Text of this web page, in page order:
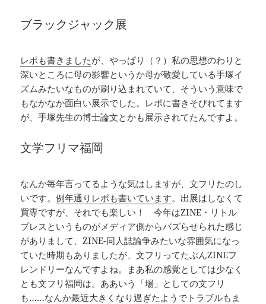
ブラックジャック展
レポも書きましたが、やっぱり（？）私の思想のわりと
深いところに母の影響というか母が敬愛している手塚イ
ズムみたいなものが刷り込まれていて、そういう意味で
もなかなか面白い展示でした。レポに書きそびれてます
が、手塚先生の博士論文とかも展示されてたんですよ。
文学フリマ福岡
なんか毎年言ってるような気はしますが、文フリたのし
いです。例年通りレポも書いています。出展はしなくて
買専ですが、それでも楽しい！ 今年はZINE・リトル
プレスというものがメディア側からバズらせられた感じ
がありまして、ZINE-同人誌論争みたいな雰囲気になっ
ていた時期もありましたが、文フリってたぶんZINEフ
レンドリーなんですよね。まあ私の感覚としては少なく
とも文フリ福岡は。ああいう「場」としての文フリ
も……なんか最近大きくなり過ぎたようでトラブルもま